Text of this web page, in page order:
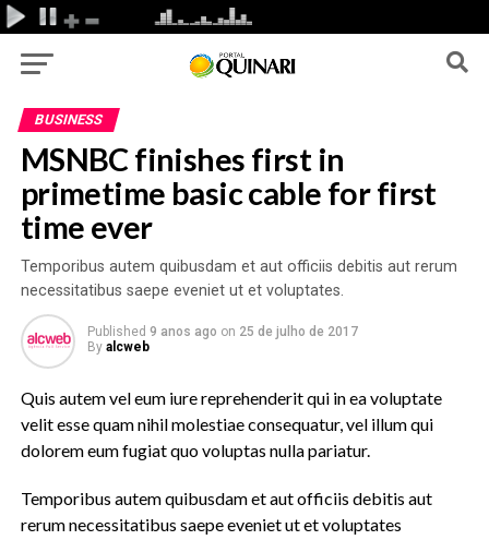
BUSINESS
MSNBC finishes first in
primetime basic cable for first
time ever
Temporibus autem quibusdam et aut officiis debitis aut rerum
necessitatibus saepe eveniet ut et voluptates.
Published 9 anos ago on 25 de julho de 2017
By alcweb
Quis autem vel eum iure reprehenderit qui in ea voluptate
velit esse quam nihil molestiae consequatur, vel illum qui
dolorem eum fugiat quo voluptas nulla pariatur.
Temporibus autem quibusdam et aut officiis debitis aut
rerum necessitatibus saepe eveniet ut et voluptates